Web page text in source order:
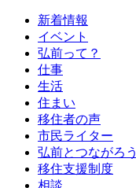
新着情報
イベント
弘前って？
仕事
生活
住まい
移住者の声
市民ライター
弘前とつながろう
移住支援制度
相談